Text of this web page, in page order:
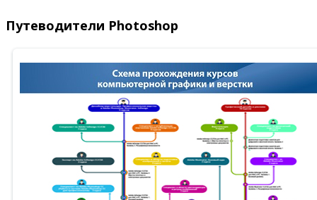
Путеводители Photoshop